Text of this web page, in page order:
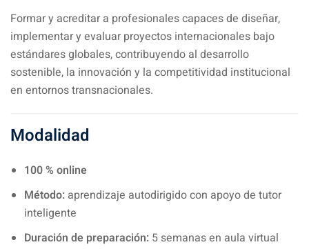
Formar y acreditar a profesionales capaces de diseñar,
implementar y evaluar proyectos internacionales bajo
estándares globales, contribuyendo al desarrollo
sostenible, la innovación y la competitividad institucional
en entornos transnacionales.
Modalidad
100 % online
Método: aprendizaje autodirigido con apoyo de tutor
inteligente
Duración de preparación: 5 semanas en aula virtual